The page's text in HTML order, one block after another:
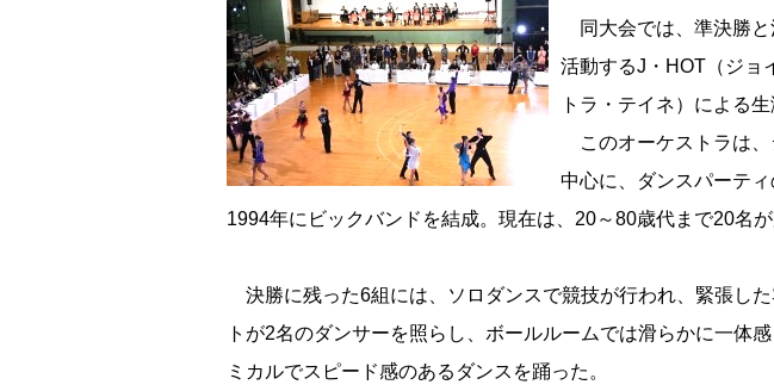
同大会では、準決勝と
活動するJ・HOT（ジョ
トラ・テイネ）による
このオーケストラは、
中心に、ダンスパーティ
1994年にビックバンドを結成。現在は、20～80歳代まで20名が
決勝に残った6組には、ソロダンスで競技が行われ、緊張し
トが2名のダンサーを照らし、ボールルームでは滑らかに一体
ミカルでスピード感のあるダンスを踊った。